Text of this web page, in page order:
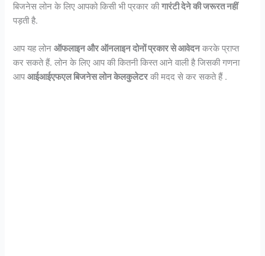
बिजनेस लोन के लिए आपको किसी भी प्रकार कीगारंटी देने की जरूरत नहीं
पड़ती है.
आप यह लोनऑफलाइन और ऑनलाइन दोनों प्रकार से आवेदनकरके प्राप्त
कर सकते हैं. लोन के लिए आप की कितनी किस्त आने वाली है जिसकी गणना
आपआईआईएफएल बिजनेस लोन केलकुलेटरकी मदद से कर सकते हैं .